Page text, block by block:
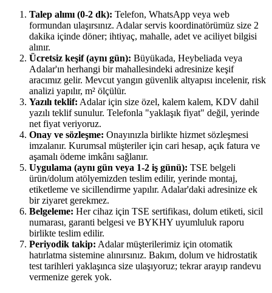
Talep alımı (0-2 dk): Telefon, WhatsApp veya web
formundan ulaşırsınız. Adalar servis koordinatörümüz size 2
dakika içinde döner; ihtiyaç, mahalle, adet ve aciliyet bilgisi
alınır.
Ücretsiz keşif (aynı gün): Büyükada, Heybeliada veya
Adalar'ın herhangi bir mahallesindeki adresinize keşif
aracımız gelir. Mevcut yangın güvenlik altyapısı incelenir, risk
analizi yapılır, m² ölçülür.
Yazılı teklif: Adalar için size özel, kalem kalem, KDV dahil
yazılı teklif sunulur. Telefonla "yaklaşık fiyat" değil, yerinde
net fiyat veriyoruz.
Onay ve sözleşme: Onayınızla birlikte hizmet sözleşmesi
imzalanır. Kurumsal müşteriler için cari hesap, açık fatura ve
aşamalı ödeme imkânı sağlanır.
Uygulama (aynı gün veya 1-2 iş günü): TSE belgeli
ürün/dolum atölyemizden teslim edilir, yerinde montaj,
etiketleme ve sicillendirme yapılır. Adalar'daki adresinize ek
bir ziyaret gerekmez.
Belgeleme: Her cihaz için TSE sertifikası, dolum etiketi, sicil
numarası, garanti belgesi ve BYKHY uyumluluk raporu
birlikte teslim edilir.
Periyodik takip: Adalar müşterilerimiz için otomatik
hatırlatma sistemine alınırsınız. Bakım, dolum ve hidrostatik
test tarihleri yaklaşınca size ulaşıyoruz; tekrar arayıp randevu
vermenize gerek yok.